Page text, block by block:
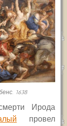
1638
Ирода
провел